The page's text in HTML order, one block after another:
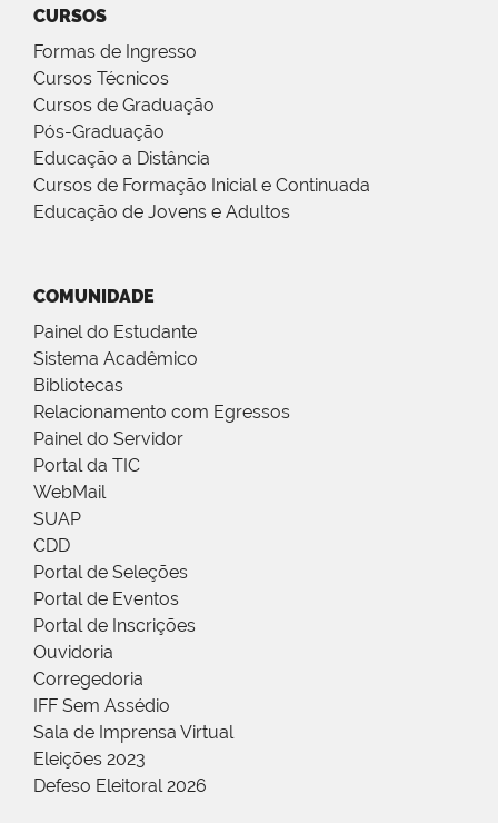
CURSOS
Formas de Ingresso
Cursos Técnicos
Cursos de Graduação
Pós-Graduação
Educação a Distância
Cursos de Formação Inicial e Continuada
Educação de Jovens e Adultos
COMUNIDADE
Painel do Estudante
Sistema Acadêmico
Bibliotecas
Relacionamento com Egressos
Painel do Servidor
Portal da TIC
WebMail
SUAP
CDD
Portal de Seleções
Portal de Eventos
Portal de Inscrições
Ouvidoria
Corregedoria
IFF Sem Assédio
Sala de Imprensa Virtual
Eleições 2023
Defeso Eleitoral 2026